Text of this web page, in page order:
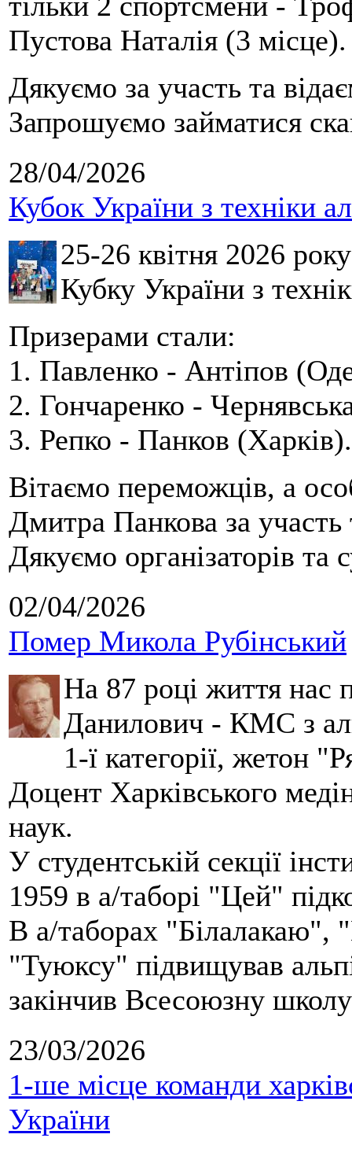
Пустова Наталія (3 місце).
Дякуємо за участь та
Запрошуємо займатися
28/04/2026
Кубок України з техніки
25-26 квітня 2026
Кубку України з
Призерами стали:
1. Павленко - Антіпов
2. Гончаренко -
3. Репко - Панков (Харків).
Вітаємо переможців, а
Дмитра Панкова за
Дякуємо організаторів та
02/04/2026
Помер Микола Рубінський
На 87 році життя нас
Данилович - КМС з
1-ї категорії, жетон
Доцент Харківського
наук.
У студентській секції
1959 в а/таборі "Цей"
В а/таборах "Білалакаю",
"Туюксу" підвищував
закінчив Всесоюзну
23/03/2026
1-ше місце команди
України